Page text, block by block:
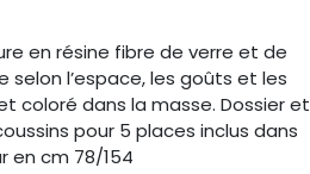
en résine fibre de verre et de
l’espace, les goûts et les
coloré dans la masse. Dossier et
pour 5 places inclus dans
en cm 78/154